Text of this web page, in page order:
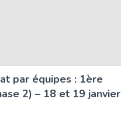
par équipes : 1ère
2) – 18 et 19 janvier